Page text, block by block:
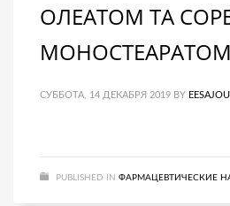
ОЛЕАТОМ ТА
МОНОСТЕАРАТОМ
СУББОТА, 14 ДЕКАБРЯ 2019 BY
PUBLISHED IN ФАРМАЦЕВТИЧЕСКИЕ